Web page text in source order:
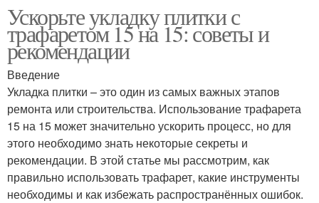
Ускорьте укладку плитки с
трафаретом 15 на 15: советы и
рекомендации
Введение
Укладка плитки – это один из самых важных этапов
ремонта или строительства. Использование трафарета
15 на 15 может значительно ускорить процесс, но для
этого необходимо знать некоторые секреты и
рекомендации. В этой статье мы рассмотрим, как
правильно использовать трафарет, какие инструменты
необходимы и как избежать распространённых ошибок.